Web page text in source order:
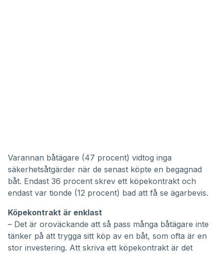
Varannan båtägare (47 procent) vidtog inga
säkerhetsåtgärder när de senast köpte en begagnad
båt. Endast 36 procent skrev ett köpekontrakt och
endast var tionde (12 procent) bad att få se ägarbevis.
Köpekontrakt är enklast
– Det är oroväckande att så pass många båtägare inte
tänker på att trygga sitt köp av en båt, som ofta är en
stor investering. Att skriva ett köpekontrakt är det